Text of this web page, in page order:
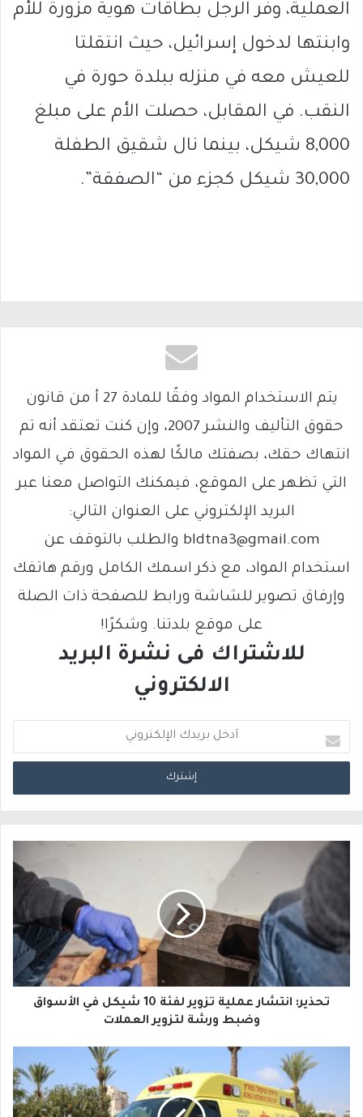
العملية، وفر الرجل بطاقات هوية مزورة للأم
وابنتها لدخول إسرائيل، حيث انتقلتا
للعيش معه في منزله ببلدة حورة في
النقب. في المقابل، حصلت الأم على مبلغ
8,000 شيكل، بينما نال شقيق الطفلة
30,000 شيكل كجزء من “الصفقة”.
يتم الاستخدام المواد وفقًا للمادة 27 أ من قانون
حقوق التأليف والنشر 2007، وإن كنت تعتقد أنه تم
انتهاك حقك، بصفتك مالكًا لهذه الحقوق في المواد
التي تظهر على الموقع، فيمكنك التواصل معنا عبر
البريد الإلكتروني على العنوان التالي:
bldtna3@gmail.com والطلب بالتوقف عن
استخدام المواد، مع ذكر اسمك الكامل ورقم هاتفك
وإرفاق تصوير للشاشة ورابط للصفحة ذات الصلة
على موقع بلدتنا. وشكرًا!
للاشتراك فى نشرة البريد
الالكتروني
د
خ
د
ك
ا
إ
تحذير: انتشار عملية تزوير لفئة 10 شيكل في الأسواق
وضبط ورشة لتزوير العملات